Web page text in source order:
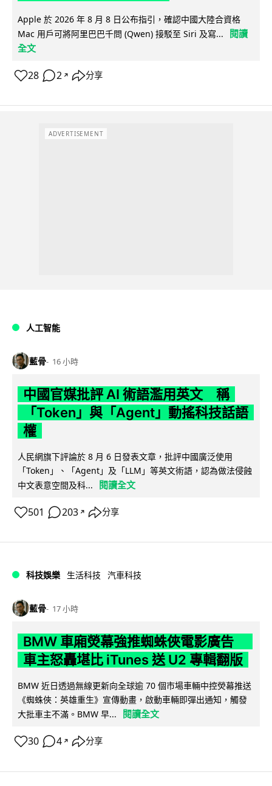
Apple 於 2026 年 8 月 8 日公布指引，確認中國大陸合資格
Mac 用戶可將阿里巴巴千問 (Qwen) 接駁至 Siri 及寫...
閱讀
全文
28 2 ↗ 分享
ADVERTISEMENT
人工智能
藍骨 16 小時
中國官媒批評 AI 術語濫用英文 稱
「Token」與「Agent」動搖科技話語
權
人民網旗下評論於 8 月 6 日發表文章，批評中國廣泛使用
「Token」、「Agent」及「LLM」等英文術語，認為做法侵蝕
中文表意空間及科...
閱讀全文
501 203 ↗ 分享
科技娛樂 生活科技 汽車科技
藍骨 17 小時
BMW 車廂熒幕強推蜘蛛俠電影廣告
車主怒轟堪比 iTunes 送 U2 專輯翻版
BMW 近日透過無線更新向全球逾 70 個市場車輛中控熒幕推送
《蜘蛛俠：英雄重生》宣傳動畫，啟動車輛即彈出通知，觸發
大批車主不滿。BMW 早...
閱讀全文
30 4 ↗ 分享